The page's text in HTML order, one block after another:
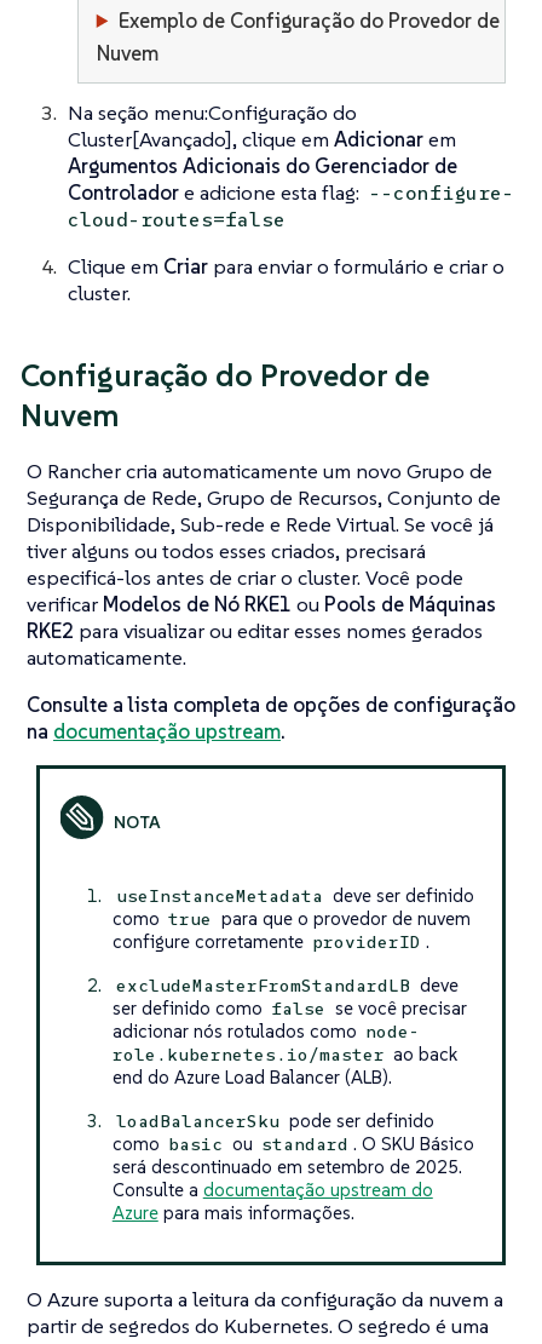
Exemplo de Configuração do Provedor de
Nuvem
Na seção menu:Configuração do
Cluster[Avançado], clique em Adicionarem
Argumentos Adicionais do Gerenciador de
Controladore adicione esta flag: --configure-
cloud-routes=false
Clique em Criar para enviar o formulário e criar o
cluster.
Configuração do Provedor de
Nuvem
O Rancher cria automaticamente um novo Grupo de
Segurança de Rede, Grupo de Recursos, Conjunto de
Disponibilidade, Sub-rede e Rede Virtual. Se você já
tiver alguns ou todos esses criados, precisará
especificá-los antes de criar o cluster. Você pode
verificar Modelos de Nó RKE1 ou Pools de Máquinas
RKE2 para visualizar ou editar esses nomes gerados
automaticamente.
Consulte a lista completa de opções de configuração
na documentação upstream.
useInstanceMetadata deve ser definido
como true para que o provedor de nuvem
configure corretamente providerID .
excludeMasterFromStandardLB deve
ser definido como false se você precisar
adicionar nós rotulados como node-
role.kubernetes.io/master ao back
end do Azure Load Balancer (ALB).
loadBalancerSku pode ser definido
como basic ou standard . O SKU Básico
será descontinuado em setembro de 2025.
Consulte a documentação upstream do
Azurepara mais informações.
O Azure suporta a leitura da configuração da nuvem a
partir de segredos do Kubernetes. O segredo é uma